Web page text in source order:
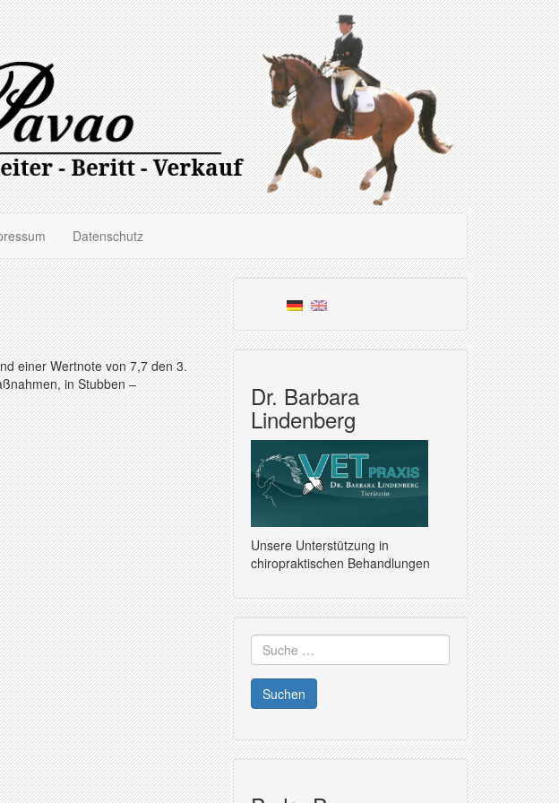
Datenschutz
einer Wertnote von 7,7 den 3.
in Stubben –
Dr. Barbara
Lindenberg
Unsere Unterstützung in
chiropraktischen Behandlungen
Suche
nach: